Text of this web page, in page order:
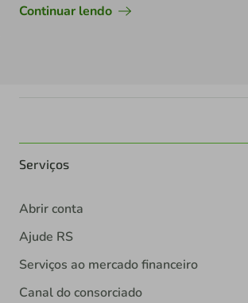
Continuar lendo
Serviços
Abrir conta
Ajude RS
Serviços ao mercado financeiro
Canal do consorciado